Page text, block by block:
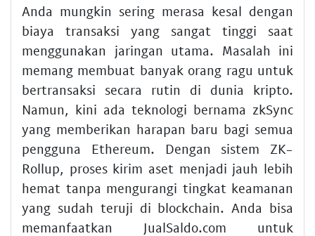
Anda mungkin sering merasa kesal dengan
biaya transaksi yang sangat tinggi saat
menggunakan jaringan utama. Masalah ini
memang membuat banyak orang ragu untuk
bertransaksi secara rutin di dunia kripto.
Namun, kini ada teknologi bernama zkSync
yang memberikan harapan baru bagi semua
pengguna Ethereum. Dengan sistem ZK-
Rollup, proses kirim aset menjadi jauh lebih
hemat tanpa mengurangi tingkat keamanan
yang sudah teruji di blockchain. Anda bisa
memanfaatkan JualSaldo.com untuk